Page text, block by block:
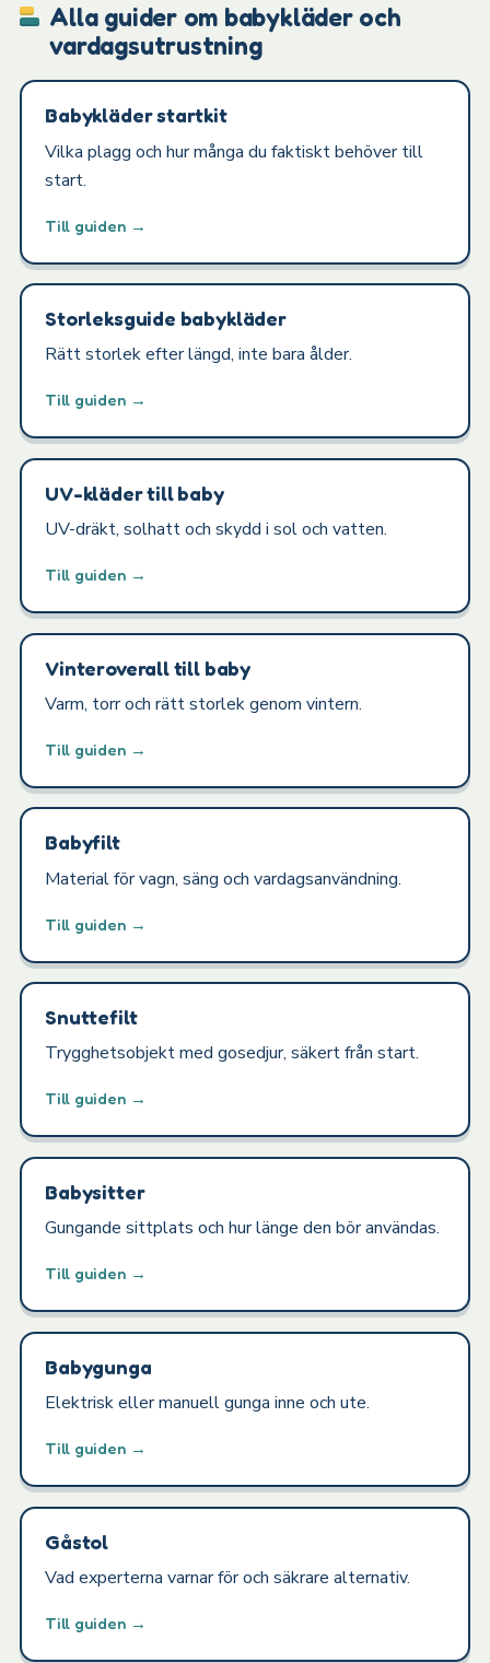
Alla guider om babykläder och
vardagsutrustning
Babykläder startkit
Vilka plagg och hur många du faktiskt behöver till
start.
Till guiden →
Storleksguide babykläder
Rätt storlek efter längd, inte bara ålder.
Till guiden →
UV-kläder till baby
UV-dräkt, solhatt och skydd i sol och vatten.
Till guiden →
Vinteroverall till baby
Varm, torr och rätt storlek genom vintern.
Till guiden →
Babyfilt
Material för vagn, säng och vardagsanvändning.
Till guiden →
Snuttefilt
Trygghetsobjekt med gosedjur, säkert från start.
Till guiden →
Babysitter
Gungande sittplats och hur länge den bör användas.
Till guiden →
Babygunga
Elektrisk eller manuell gunga inne och ute.
Till guiden →
Gåstol
Vad experterna varnar för och säkrare alternativ.
Till guiden →